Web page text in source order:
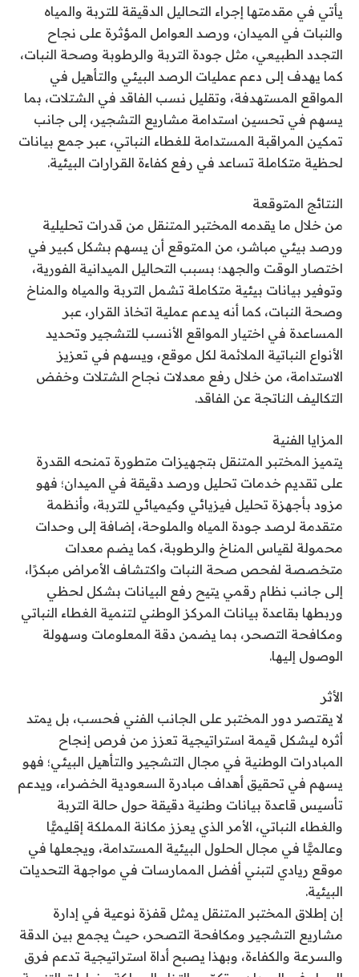
يأتي في مقدمتها إجراء التحاليل الدقيقة للتربة والمياه
والنبات في الميدان، ورصد العوامل المؤثرة على نجاح
التجدد الطبيعي، مثل جودة التربة والرطوبة وصحة النبات،
كما يهدف إلى دعم عمليات الرصد البيئي والتأهيل في
المواقع المستهدفة، وتقليل نسب الفاقد في الشتلات، بما
يسهم في تحسين استدامة مشاريع التشجير، إلى جانب
تمكين المراقبة المستدامة للغطاء النباتي، عبر جمع بيانات
لحظية متكاملة تساعد في رفع كفاءة القرارات البيئية.
النتائج المتوقعة
من خلال ما يقدمه المختبر المتنقل من قدرات تحليلية
ورصد بيئي مباشر، من المتوقع أن يسهم بشكل كبير في
اختصار الوقت والجهد؛ بسبب التحاليل الميدانية الفورية،
وتوفير بيانات بيئية متكاملة تشمل التربة والمياه والمناخ
وصحة النبات، كما أنه يدعم عملية اتخاذ القرار، عبر
المساعدة في اختيار المواقع الأنسب للتشجير وتحديد
الأنواع النباتية الملائمة لكل موقع، ويسهم في تعزيز
الاستدامة، من خلال رفع معدلات نجاح الشتلات وخفض
التكاليف الناتجة عن الفاقد.
المزايا الفنية
يتميز المختبر المتنقل بتجهيزات متطورة تمنحه القدرة
على تقديم خدمات تحليل ورصد دقيقة في الميدان؛ فهو
مزود بأجهزة تحليل فيزيائي وكيميائي للتربة، وأنظمة
متقدمة لرصد جودة المياه والملوحة، إضافة إلى وحدات
محمولة لقياس المناخ والرطوبة، كما يضم معدات
متخصصة لفحص صحة النبات واكتشاف الأمراض مبكرًا،
إلى جانب نظام رقمي يتيح رفع البيانات بشكل لحظي
وربطها بقاعدة بيانات المركز الوطني لتنمية الغطاء النباتي
ومكافحة التصحر، بما يضمن دقة المعلومات وسهولة
الوصول إليها.
الأثر
لا يقتصر دور المختبر على الجانب الفني فحسب، بل يمتد
أثره ليشكل قيمة استراتيجية تعزز من فرص إنجاح
المبادرات الوطنية في مجال التشجير والتأهيل البيئي؛ فهو
يسهم في تحقيق أهداف مبادرة السعودية الخضراء، ويدعم
تأسيس قاعدة بيانات وطنية دقيقة حول حالة التربة
والغطاء النباتي، الأمر الذي يعزز مكانة المملكة إقليميًّا
وعالميًّا في مجال الحلول البيئية المستدامة، ويجعلها في
موقع ريادي لتبني أفضل الممارسات في مواجهة التحديات
البيئية.
إن إطلاق المختبر المتنقل يمثل قفزة نوعية في إدارة
مشاريع التشجير ومكافحة التصحر، حيث يجمع بين الدقة
والسرعة والكفاءة، وبهذا يصبح أداة استراتيجية تدعم فرق